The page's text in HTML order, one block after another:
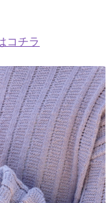
コチラ